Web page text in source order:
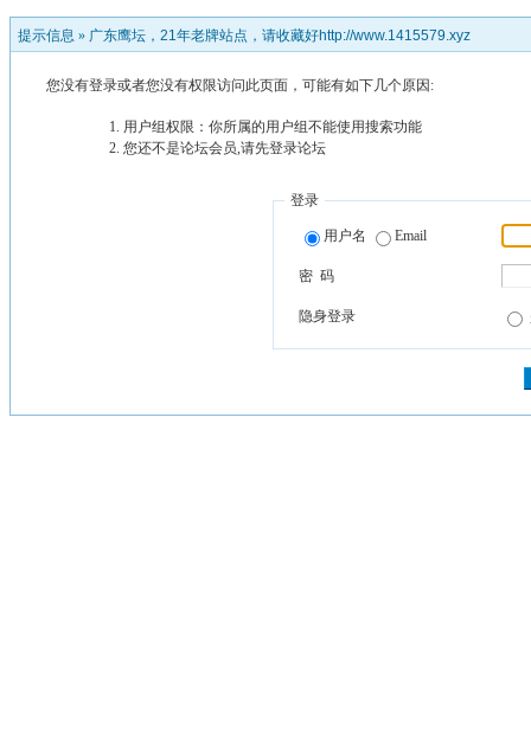
提示信息 » 广东鹰坛，21年老牌站点，请收藏好http://www.1415579.xyz
您没有登录或者您没有权限访问此页面，可能有如下几个原因:
用户组权限：你所属的用户组不能使用搜索功能
您还不是论坛会员,请先登录论坛
登录
用户名 Email
密 码
隐身登录